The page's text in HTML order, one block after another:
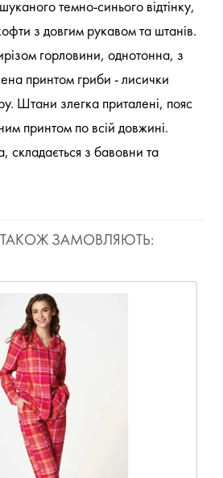
темно-синього відтінку,
з довгим рукавом та штанів.
горловини, однотонна, з
принтом гриби - лисички
Штани злегка приталені, пояс
принтом по всій довжині.
складається з бавовни та
ЗАМОВЛЯЮТЬ: